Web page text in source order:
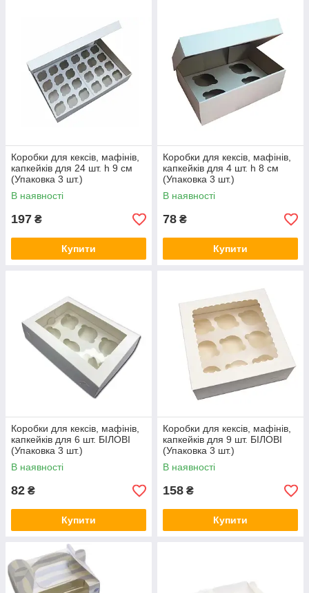
Коробки для кексів, мафінів,
капкейків для 24 шт. h 9 см
(Упаковка 3 шт.)
В наявності
197 ₴
Купити
Коробки для кексів, мафінів,
капкейків для 4 шт. h 8 см
(Упаковка 3 шт.)
В наявності
78 ₴
Купити
Коробки для кексів, мафінів,
капкейків для 6 шт. БІЛОВІ
(Упаковка 3 шт.)
В наявності
82 ₴
Купити
Коробки для кексів, мафінів,
капкейків для 9 шт. БІЛОВІ
(Упаковка 3 шт.)
В наявності
158 ₴
Купити